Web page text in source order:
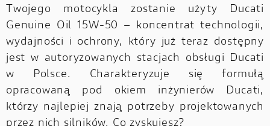
Twojego motocykla zostanie użyty Ducati
Genuine Oil 15W-50 – koncentrat technologii,
wydajności i ochrony, który już teraz dostępny
jest w autoryzowanych stacjach obsługi Ducati
w Polsce. Charakteryzuje się formułą
opracowaną pod okiem inżynierów Ducati,
którzy najlepiej znają potrzeby projektowanych
przez nich silników. Co zyskujesz?